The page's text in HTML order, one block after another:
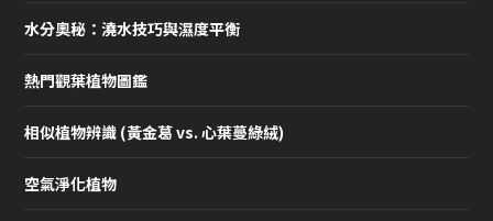
水分奧秘：澆水技巧與濕度平衡
熱門觀葉植物圖鑑
相似植物辨識 (黃金葛 vs. 心葉蔓綠絨)
空氣淨化植物